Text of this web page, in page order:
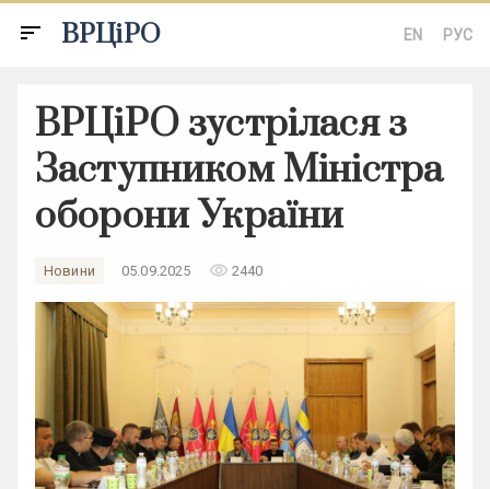
sort ВРЦіРО EN РУС
ВРЦіРО зустрілася з
Заступником Міністра
оборони України
Новини 05.09.2025 remove_red_eye 2440